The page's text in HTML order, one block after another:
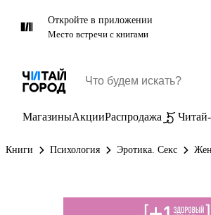
Откройте в приложении
Место встречи с книгами
МагазиныАкцииРаспродажа
Книги Психология Эротика. Секс